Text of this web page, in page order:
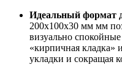
Идеальный формат
200x100x30 мм мм
визуально
«кирпичная кладка»
укладки и сокращая